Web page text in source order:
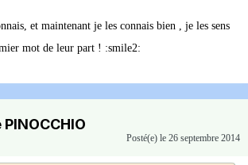
et maintenant je les connais bien , je les sens
mot de leur part ! :smile2:
Posté(e) le 26 septembre 2014